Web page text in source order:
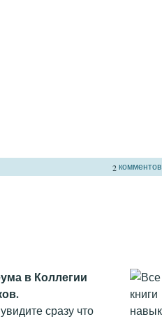
2комментов
в Коллегии
сразу что